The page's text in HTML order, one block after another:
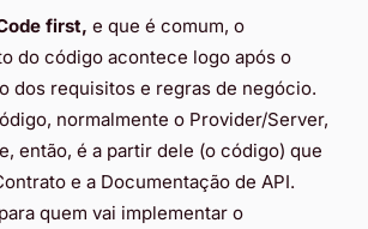
first, e que é comum, o
do código acontece logo após o
dos requisitos e regras de negócio.
normalmente o Provider/Server,
então, é a partir dele (o código) que
e a Documentação de API.
quem vai implementar o